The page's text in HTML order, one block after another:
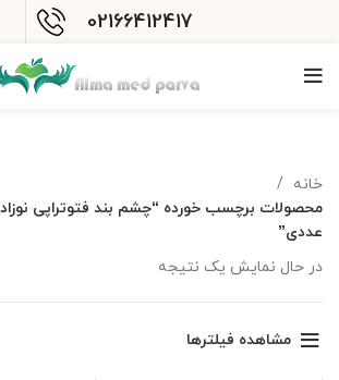
02166412417
خانه
عددی”
در حال نمایش یک نتیجه
مشاهده فیلترها